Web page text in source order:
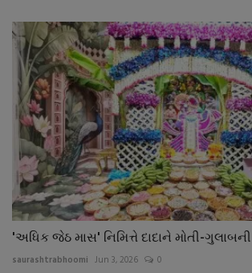
'અધિક જેઠ માસ' નિમિત્તે દાદાને મોતી-ગુલાબની
saurashtrabhoomi Jun 3, 2026 0